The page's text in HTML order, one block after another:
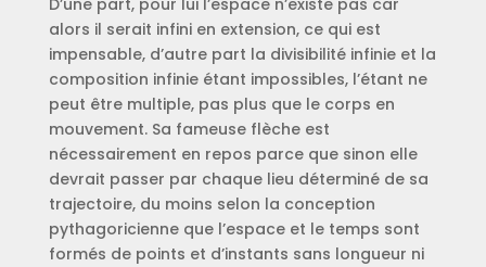
D’une part, pour lui l’espace n’existe pas car
alors il serait infini en extension, ce qui est
impensable, d’autre part la divisibilité infinie et la
composition infinie étant impossibles, l’étant ne
peut être multiple, pas plus que le corps en
mouvement. Sa fameuse flèche est
nécessairement en repos parce que sinon elle
devrait passer par chaque lieu déterminé de sa
trajectoire, du moins selon la conception
pythagoricienne que l’espace et le temps sont
formés de points et d’instants sans longueur ni